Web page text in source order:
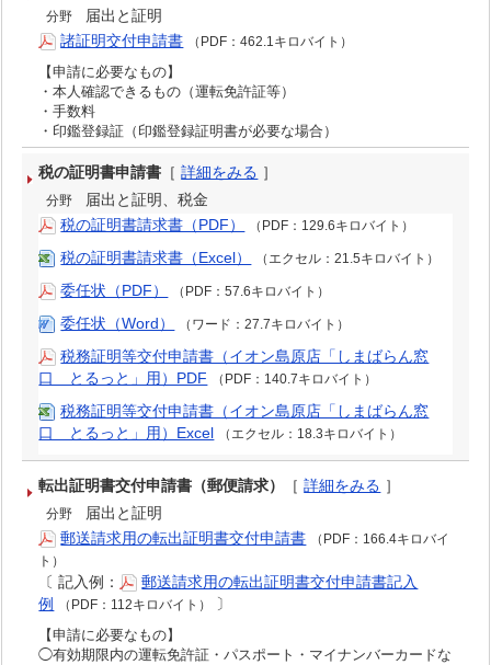
分野
届出と証明
諸証明交付申請書
（PDF：462.1キロバイト）
【申請に必要なもの】
・本人確認できるもの（運転免許証等）
・手数料
・印鑑登録証（印鑑登録証明書が必要な場合）
税の証明書申請書 ［詳細をみる ］
分野
届出と証明、税金
税の証明書請求書（PDF）
（PDF：129.6キロバイト）
税の証明書請求書（Excel） （エクセル：21.5キロバイト）
委任状（PDF） （PDF：57.6キロバイト）
委任状（Word） （ワード：27.7キロバイト）
税務証明等交付申請書（イオン島原店「しまばらん窓
口 とるっと」用）PDF
（PDF：140.7キロバイト）
税務証明等交付申請書（イオン島原店「しまばらん窓
口 とるっと」用）Excel
（エクセル：18.3キロバイト）
転出証明書交付申請書（郵便請求） ［詳細をみる ］
分野
届出と証明
郵送請求用の転出証明書交付申請書
（PDF：166.4キロバイ
ト）
〔記入例：
郵送請求用の転出証明書交付申請書記入
例
（PDF：112キロバイト） 〕
【申請に必要なもの】
◯有効期限内の運転免許証・パスポート・マイナンバーカードな